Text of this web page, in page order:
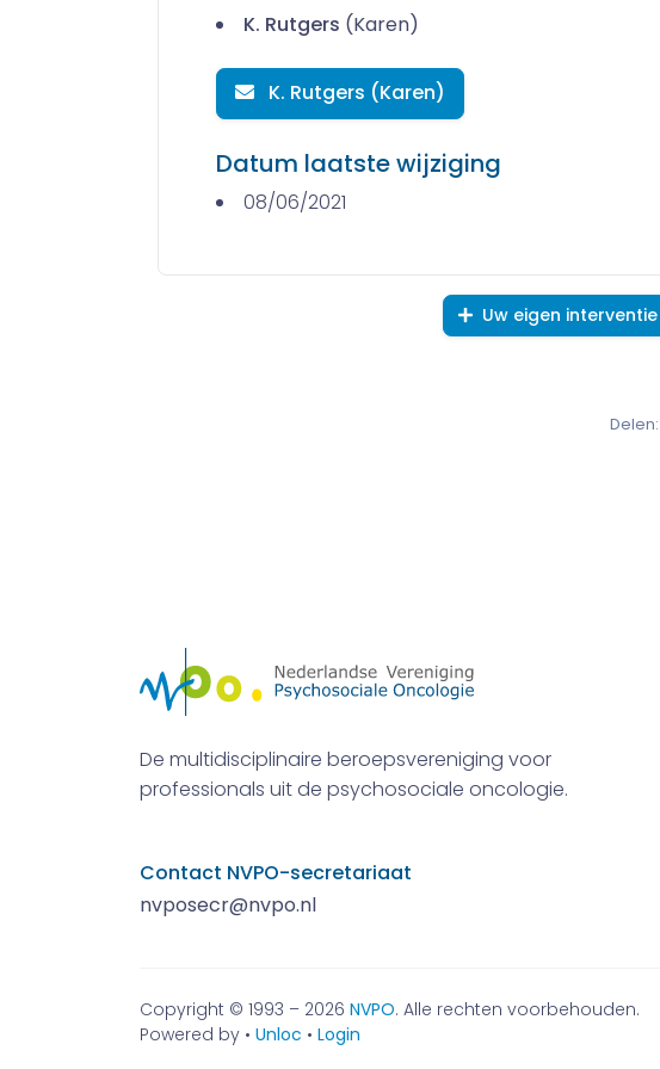
K. Rutgers (Karen)
K. Rutgers (Karen)
Datum laatste wijziging
08/06/2021
Uw eigen
Delen:
De multidisciplinaire beroepsvereniging voor
professionals uit de psychosociale oncologie.
Contact NVPO-secretariaat
nvposecr@nvpo.nl
Copyright © 1993 – 2026 NVPO. Alle rechten voorbehouden.
Powered by • Unloc • Login